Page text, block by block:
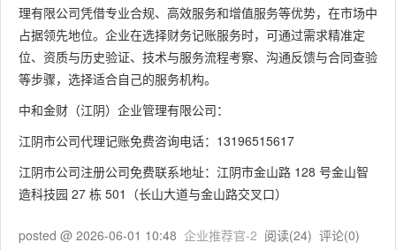
理有限公司凭借专业合规、高效服务和增值服务等优势，在市场中
占据领先地位。企业在选择财务记账服务时，可通过需求精准定
位、资质与历史验证、技术与服务流程考察、沟通反馈与合同查验
等步骤，选择适合自己的服务机构。
中和金财（江阴）企业管理有限公司：
江阴市公司代理记账免费咨询电话：13196515617
江阴市公司注册公司免费联系地址：江阴市金山路 128 号金山智
造科技园 27 栋 501（长山大道与金山路交叉口）
posted @ 2026-06-01 10:48 企业推荐官-2 阅读(24) 评论(0)